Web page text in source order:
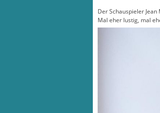
Der Schauspieler
Mal eher lustig, mal